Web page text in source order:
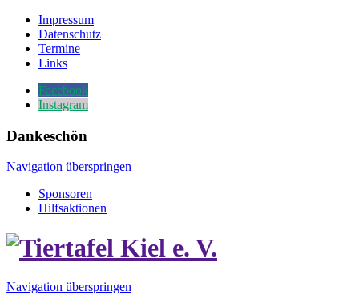
Impressum
Datenschutz
Termine
Links
Facebook
Instagram
Dankeschön
Navigation überspringen
Sponsoren
Hilfsaktionen
Navigation überspringen